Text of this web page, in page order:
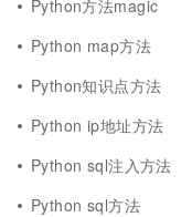
Python方法magic
Python map方法
Python知识点方法
Python ip地址方法
Python sql注入方法
Python sql方法